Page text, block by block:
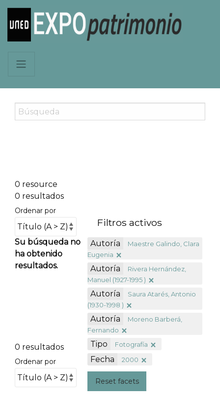
0 resource
0 resultados
Ordenar por
Su búsqueda no
ha obtenido
resultados.
0 resultados
Ordenar por
Filtros activos
Autoría
Maestre Galindo, Clara
Eugenia
Autoría
Rivera Hernández,
Manuel (1927-1995 )
Autoría
Saura Atarés, Antonio
(1930-1998 )
Autoría
Moreno Barberá,
Fernando
Tipo Fotografía
Fecha 2000
Reset facets